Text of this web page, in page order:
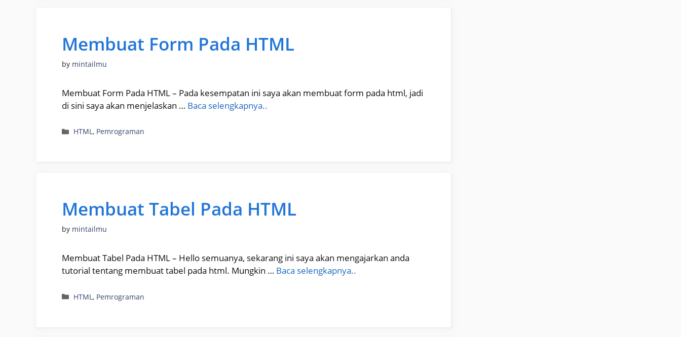
Membuat Form Pada HTML
by mintailmu
Membuat Form Pada HTML – Pada kesempatan ini saya akan membuat form pada html, jadi
di sini saya akan menjelaskan … Baca selengkapnya..
Categories
HTML, Pemrograman
Membuat Tabel Pada HTML
by mintailmu
Membuat Tabel Pada HTML – Hello semuanya, sekarang ini saya akan mengajarkan anda
tutorial tentang membuat tabel pada html. Mungkin … Baca selengkapnya..
Categories
HTML , Pemrograman